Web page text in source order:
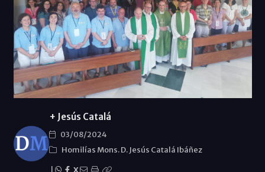
+ Jesús Catalá
03/08/2024
Homilías Mons. D. Jesús Catalá Ibáñez